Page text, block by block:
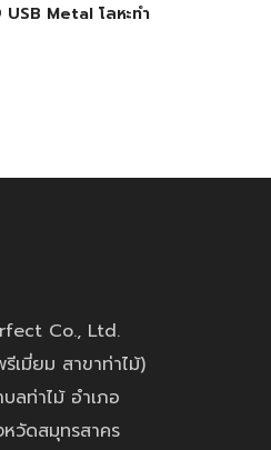
Metal โลหะทำ
Co., Ltd.
เมี่ยม สาขาท่าไม้)
ลท่าไม้ อำเภอ
วัดสมุทรสาคร